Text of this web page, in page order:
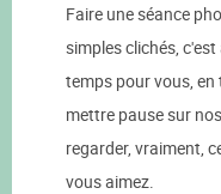
Faire une séance
simples clichés,
temps pour vous, en
mettre pause sur
regarder, vraiment,
vous aimez.